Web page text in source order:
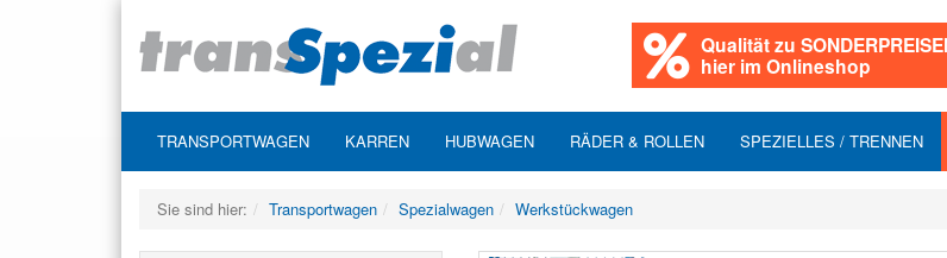
Qualität zu
hier im Onlineshop
TRANSPORTWAGEN KARREN HUBWAGEN RÄDER & ROLLEN SPEZIELLES / TRENNEN
Sie sind hier: Transportwagen Spezialwagen Werkstückwagen